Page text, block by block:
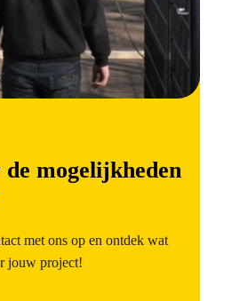
mogelijkheden
met ons op en ontdek wat
jouw project!